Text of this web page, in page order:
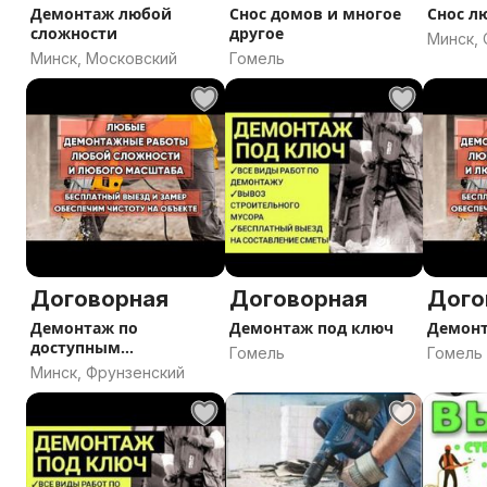
Демонтаж бревенчатых домов
Демонтаж щитового дома
Демонтаж веранды
Слаботочные работы
Электромонтажные работы
Устройство оснований фундаментов зданий и
Демонтаж лоджии
Демонтаж кирпичных заборов
Демонтаж сараев и хозпостроек
Вывоз строительного мусора из загородного дома
Демонтаж стен из пеноблоков
Демонтаж хрущевок
Демонтаж лифта
Демонтаж блочных домов
Демонтаж несущих стен
Демонтаж высотных зданий
Демонтаж киосков и павильонов
Демонтаж любой
сложности
Минск, Московский
Снос домов и многое
другое
Гомель
Снос
Минск,
Договорная
Демонтаж по
доступным
ценамВедём все под
Минск, Фрунзенский
Договорная
Демонтаж под ключ
Гомель Гомель